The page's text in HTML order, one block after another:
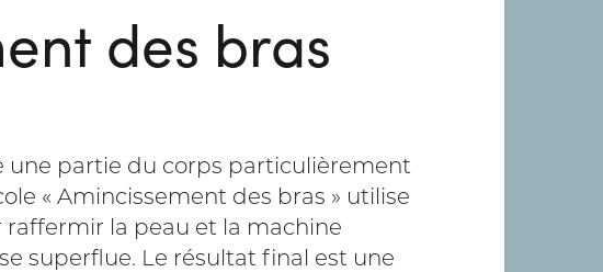
des bras
une partie du corps particulièrement
« Amincissement des bras » utilise
la peau et la machine
superflue. Le résultat final est une